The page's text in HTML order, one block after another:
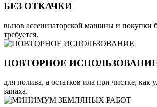
БЕЗ ОТКАЧКИ
вызов ассенизаторской машины и покупки
требуется.
ПОВТОРНОЕ
для полива, а остатков ила при чистке, как
запаха.